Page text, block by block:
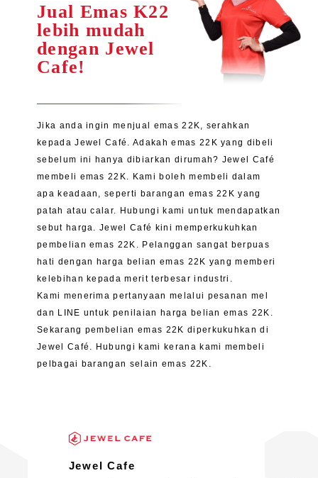
Jual Emas K22
lebih mudah
dengan Jewel
Cafe!
Jika anda ingin menjual emas 22K, serahkan
kepada Jewel Café. Adakah emas 22K yang dibeli
sebelum ini hanya dibiarkan dirumah? Jewel Café
membeli emas 22K. Kami boleh membeli dalam
apa keadaan, seperti barangan emas 22K yang
patah atau calar. Hubungi kami untuk mendapatkan
sebut harga. Jewel Café kini memperkukuhkan
pembelian emas 22K. Pelanggan sangat berpuas
hati dengan harga belian emas 22K yang memberi
kelebihan kepada merit terbesar industri.
Kami menerima pertanyaan melalui pesanan mel
dan LINE untuk penilaian harga belian emas 22K.
Sekarang pembelian emas 22K diperkukuhkan di
Jewel Café. Hubungi kami kerana kami membeli
pelbagai barangan selain emas 22K.
Jewel Cafe